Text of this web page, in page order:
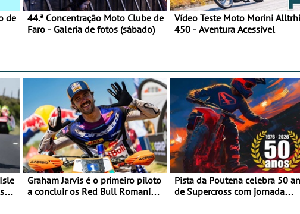
de
44.ª Concentração Moto Clube de
Faro - Galeria de fotos (sábado)
Vídeo Teste Moto Morini
450 - Aventura Acessível
Graham Jarvis é o primeiro piloto
a concluir os Red Bull Romaniacs
Pista da Poutena celebra 50
de Supercross com jornada